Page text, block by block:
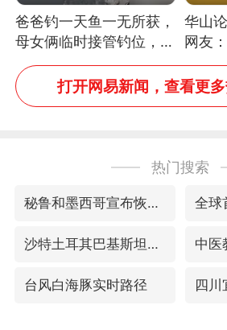
爸爸钓一天鱼一无所获，
母女俩临时接管钓位，用
玩具鱼竿钓上大鱼
华山
网友
捡，
打开网易新闻，查看更
热门搜索
秘鲁和墨西哥宣布恢复外交关系
沙特土耳其巴基斯坦签署共同防务协议 中医
台风白海豚实时路径